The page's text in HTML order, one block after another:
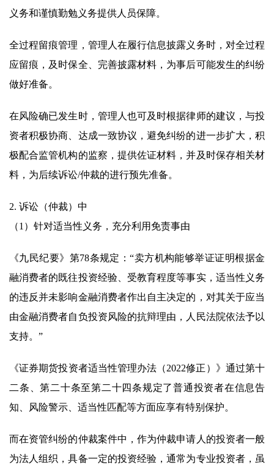
义务和谨慎勤勉义务提供人员保障。
全过程留痕管理，管理人在履行信息披露义务时，对全过程
应留痕，及时保全、完善披露材料，为事后可能发生的纠纷
做好准备。
在风险确已发生时，管理人也可及时根据律师的建议，与投
资者积极协商、达成一致协议，避免纠纷的进一步扩大，积
极配合监管机构的监察，提供佐证材料，并及时保存相关材
料，为后续诉讼/仲裁的进行预先准备。
2. 诉讼（仲裁）中
（1）针对适当性义务，充分利用免责事由
《九民纪要》第78条规定：“卖方机构能够举证证明根据金
融消费者的既往投资经验、受教育程度等事实，适当性义务
的违反并未影响金融消费者作出自主决定的，对其关于应当
由金融消费者自负投资风险的抗辩理由，人民法院依法予以
支持。”
《证券期货投资者适当性管理办法（2022修正）》通过第十
二条、第二十条至第二十四条规定了普通投资者在信息告
知、风险警示、适当性匹配等方面应享有特别保护。
而在资管纠纷的仲裁案件中，作为仲裁申请人的投资者一般
为法人组织，具备一定的投资经验，通常为专业投资者，虽